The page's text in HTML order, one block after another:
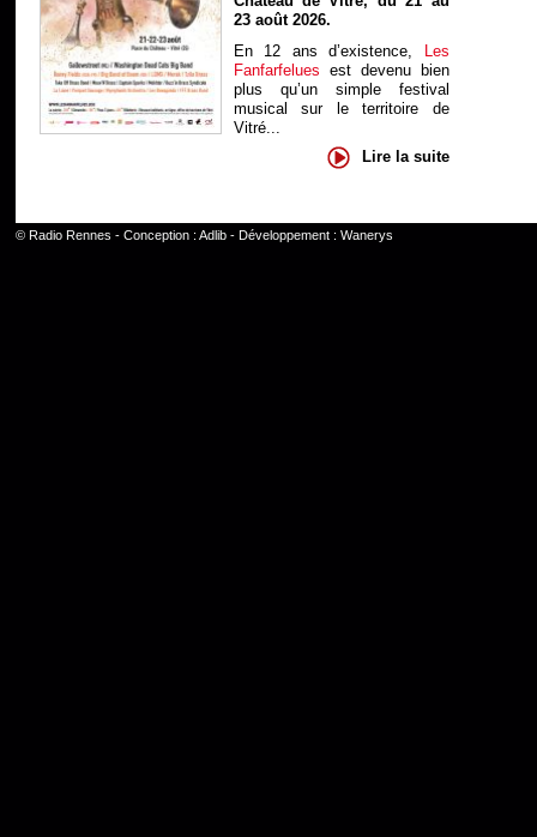
23 août 2026.
En 12 ans d’existence, Les
Fanfarfelues est devenu bien
plus qu’un simple festival
musical sur le territoire de
Vitré...
Lire la suite
© Radio Rennes - Conception : Adlib- Développement : Wanerys